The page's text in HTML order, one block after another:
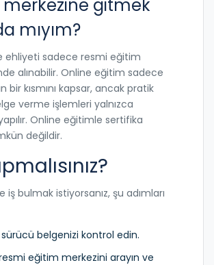
gitmek
mıyım?
ehliyeti sadece resmi eğitim
alınabilir. Online eğitim sadece
bir kısmını kapsar, ancak pratik
verme işlemleri yalnızca
Online eğitimle sertifika
değildir.
iş bulmak istiyorsanız, şu adımları
belgenizi kontrol edin.
resmi eğitim merkezini arayın ve